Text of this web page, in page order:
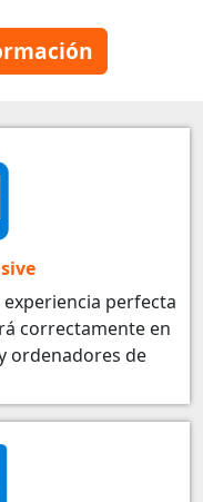
perfecta
correctamente en
ordenadores de